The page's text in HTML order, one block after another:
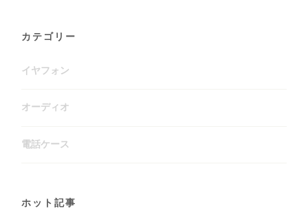
カテゴリー
イヤフォン
オーディオ
電話ケース
ホット記事